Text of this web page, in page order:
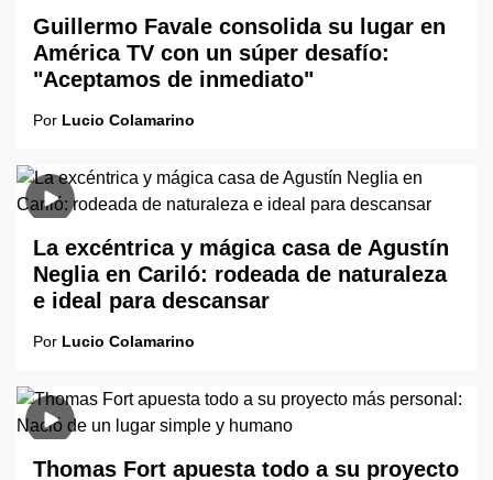
Guillermo Favale consolida su lugar en
América TV con un súper desafío:
"Aceptamos de inmediato"
Por Lucio Colamarino
La excéntrica y mágica casa de Agustín
Neglia en Cariló: rodeada de naturaleza
e ideal para descansar
Por Lucio Colamarino
Thomas Fort apuesta todo a su proyecto